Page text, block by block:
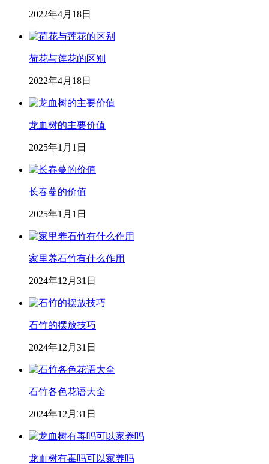
2022年4月18日
荷花与莲花的区别
2022年4月18日
龙血树的主要价值
2025年1月1日
长春蔓的价值
2025年1月1日
家里养石竹有什么作用
2024年12月31日
石竹的摆放技巧
2024年12月31日
石竹各色花语大全
2024年12月31日
龙血树有毒吗可以家养吗